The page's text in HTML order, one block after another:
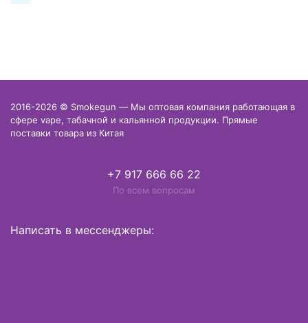
2016-2026 © Smokegun — Мы оптовая компания работающая в
сфере vape, табачной и кальянной продукции. Прямые
поставки товара из Китая
+7 917 666 66 22
По всем вопросам
Написать в мессенджеры: